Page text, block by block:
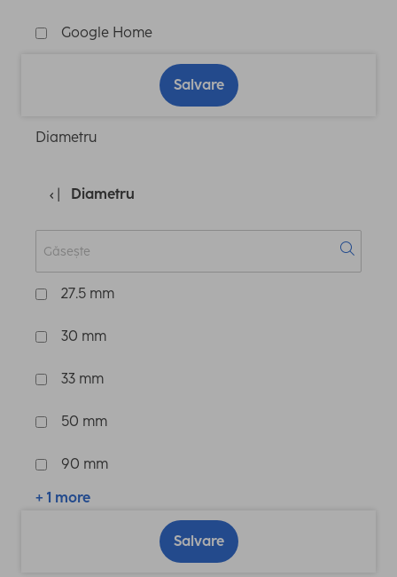
Google Home
Salvare
Diametru
Diametru
27.5 mm
30 mm
33 mm
50 mm
90 mm
+ 1 more
Salvare